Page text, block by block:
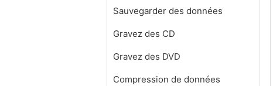
Sauvegarder des données
Gravez des CD
Gravez des DVD
Compression de données